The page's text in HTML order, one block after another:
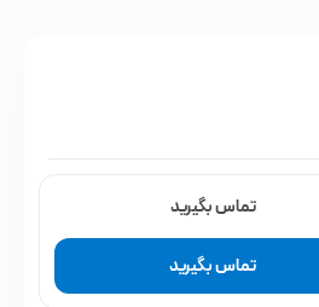
تماس بگیرید
تماس بگیرید